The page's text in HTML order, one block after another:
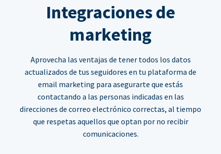
Integraciones de
marketing
Aprovecha las ventajas de tener todos los datos
actualizados de tus seguidores en tu plataforma de
email marketing para asegurarte que estás
contactando a las personas indicadas en las
direcciones de correo electrónico correctas, al tiempo
que respetas aquellos que optan por no recibir
comunicaciones.